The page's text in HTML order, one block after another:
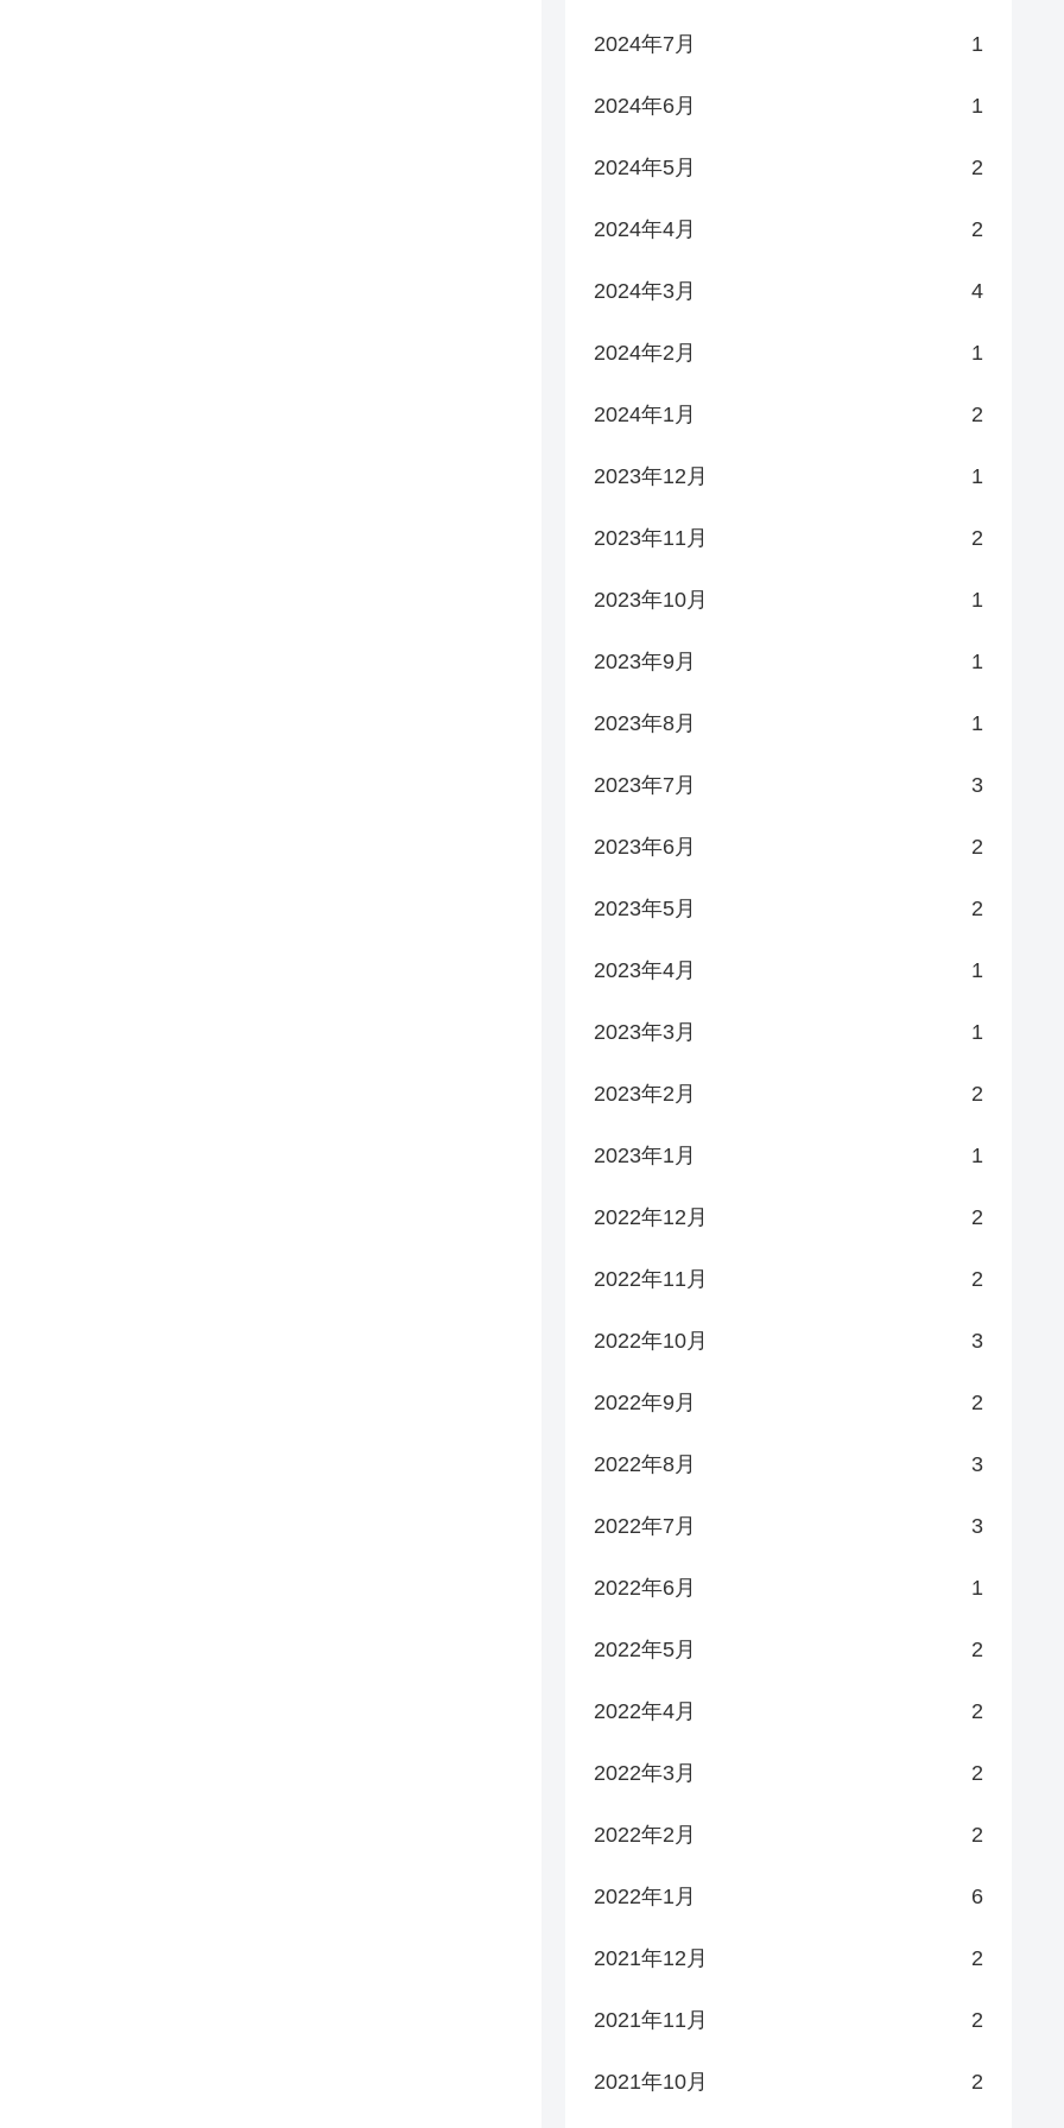
2024年7月 1
2024年6月 1
2024年5月 2
2024年4月 2
2024年3月 4
2024年2月 1
2024年1月 2
2023年12月 1
2023年11月 2
2023年10月 1
2023年9月 1
2023年8月 1
2023年7月 3
2023年6月 2
2023年5月 2
2023年4月 1
2023年3月 1
2023年2月 2
2023年1月 1
2022年12月 2
2022年11月 2
2022年10月 3
2022年9月 2
2022年8月 3
2022年7月 3
2022年6月 1
2022年5月 2
2022年4月 2
2022年3月 2
2022年2月 2
2022年1月 6
2021年12月 2
2021年11月 2
2021年10月 2